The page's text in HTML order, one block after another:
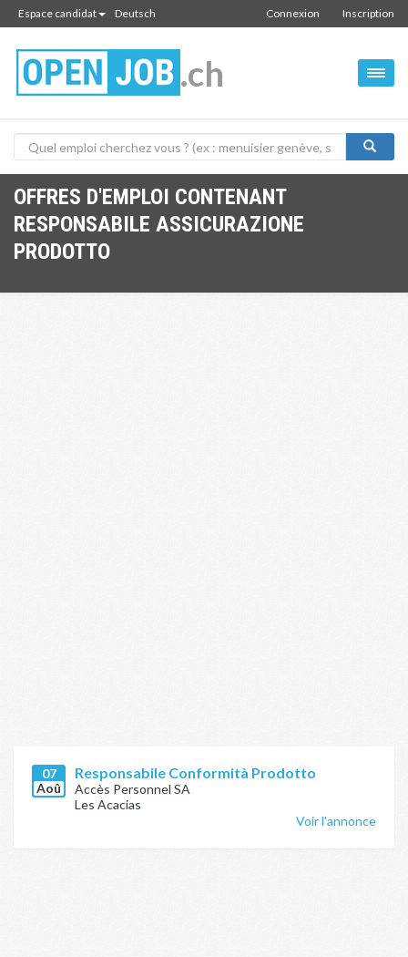
Espace candidat Deutsch Inscription
Connexion
.ch
OFFRES D'EMPLOI CONTENANT
RESPONSABILE ASSICURAZIONE
PRODOTTO
07
Aoû
Responsabile Conformità Prodotto
Accès Personnel SA
Les Acacias
Voir l'annonce